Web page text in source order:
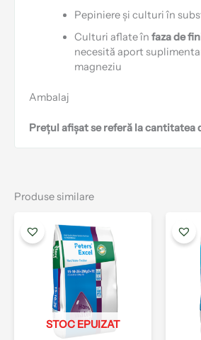
Pepiniere și culturi în
Culturi aflate în faza de
necesită aport
magneziu
Ambalaj
Prețul afișat se referă la cantitatea
Produse similare
STOC EPUIZAT